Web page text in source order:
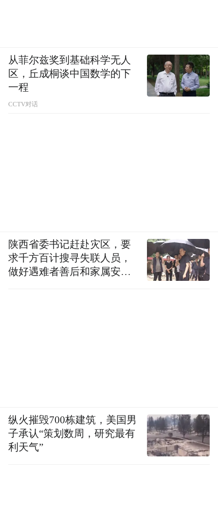
从菲尔兹奖到基础科学无人
区，丘成桐谈中国数学的下
一程
CCTV对话
陕西省委书记赶赴灾区，要
求千方百计搜寻失联人员，
做好遇难者善后和家属安抚
纵火摧毁700栋建筑，美国男
子承认“策划数周，研究最有
利天气”